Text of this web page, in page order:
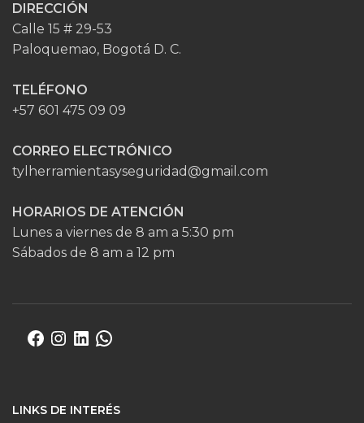
DIRECCIÓN
Calle 15 # 29-53
Paloquemao, Bogotá D. C.
TELÉFONO
+57 601 475 09 09
CORREO ELECTRÓNICO
tylherramientasyseguridad@gmail.com
HORARIOS DE ATENCIÓN
Lunes a viernes de 8 am a 5:30 pm
Sábados de 8 am a 12 pm
LINKS DE INTERÉS